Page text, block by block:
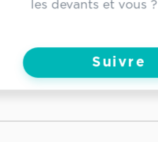
les devants et vous ?
Suivre